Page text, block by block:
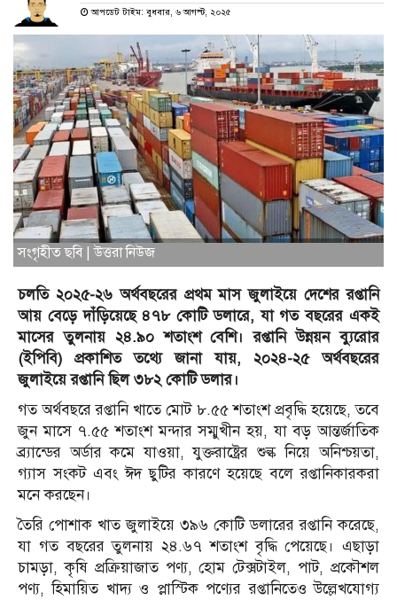
আপডেট টাইম: বুধবার, ৬ আগস্ট, ২০২৫
সংগৃহীত ছবি | উত্তরা নিউজ
চলতি ২০২৫-২৬ অর্থবছরের প্রথম মাস জুলাইয়ে দেশের রপ্তানি
আয় বেড়ে দাঁড়িয়েছে ৪৭৮ কোটি ডলারে, যা গত বছরের একই
মাসের তুলনায় ২৪.৯০ শতাংশ বেশি। রপ্তানি উন্নয়ন ব্যুরোর
(ইপিবি) প্রকাশিত তথ্যে জানা যায়, ২০২৪-২৫ অর্থবছরের
জুলাইয়ে রপ্তানি ছিল ৩৮২ কোটি ডলার।
গত অর্থবছরে রপ্তানি খাতে মোট ৮.৫৫ শতাংশ প্রবৃদ্ধি হয়েছে, তবে
জুন মাসে ৭.৫৫ শতাংশ মন্দার সম্মুখীন হয়, যা বড় আন্তর্জাতিক
ব্র্যান্ডের অর্ডার কমে যাওয়া, যুক্তরাষ্ট্রের শুল্ক নিয়ে অনিশ্চয়তা,
গ্যাস সংকট এবং ঈদ ছুটির কারণে হয়েছে বলে রপ্তানিকারকরা
মনে করছেন।
তৈরি পোশাক খাত জুলাইয়ে ৩৯৬ কোটি ডলারের রপ্তানি করেছে,
যা গত বছরের তুলনায় ২৪.৬৭ শতাংশ বৃদ্ধি পেয়েছে। এছাড়া
চামড়া, কৃষি প্রক্রিয়াজাত পণ্য, হোম টেক্সটাইল, পাট, প্রকৌশল
পণ্য, হিমায়িত খাদ্য ও প্লাস্টিক পণ্যের রপ্তানিতেও উল্লেখযোগ্য